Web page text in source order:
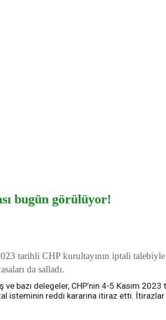
bugün görülüyor!
tarihli CHP kurultayının iptali
da salladı.
bazı delegeler, CHP’nin 4-5 Kasım
isteminin reddi kararına itiraz etti.